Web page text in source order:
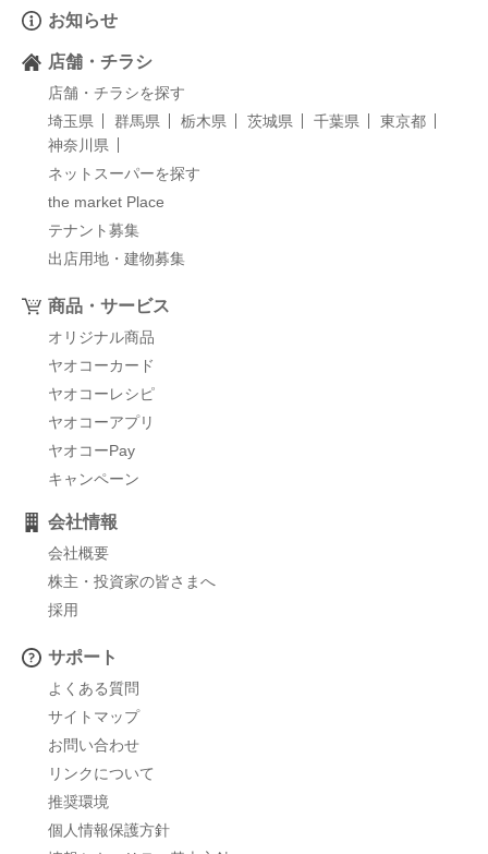
お知らせ
店舗・チラシ
店舗・チラシを探す
埼玉県
群馬県 栃木県 茨城県 千葉県
東京都
神奈川県
ネットスーパーを探す
the market Place
テナント募集
出店用地・建物募集
商品・サービス
オリジナル商品
ヤオコーカード
ヤオコーレシピ
ヤオコーアプリ
ヤオコーPay
キャンペーン
会社情報
会社概要
株主・投資家の皆さまへ
採用
サポート
よくある質問
サイトマップ
お問い合わせ
リンクについて
推奨環境
個人情報保護方針